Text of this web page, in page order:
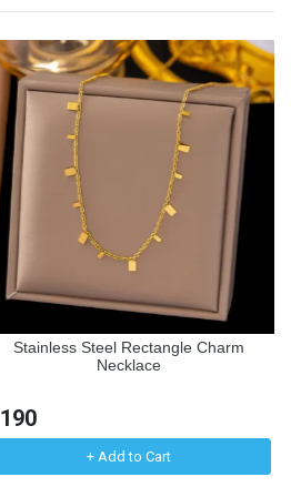
Stainless Steel Rectangle Charm
Necklace
190
+ Add to Cart